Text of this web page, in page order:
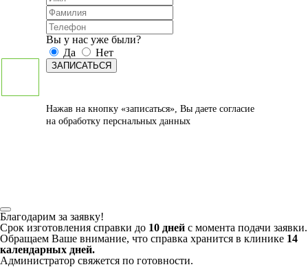
Вы у нас уже были?
Да
Нет
ЗАПИСАТЬСЯ
Нажав на кнопку «записаться», Вы даете согласие
на обработку перснальных данных
Благодарим за заявку!
Срок изготовления справки до 10 дней с момента подачи заявки.
Обращаем Ваше внимание, что справка хранится в клинике 14
календарных дней.
Администратор свяжется по готовности.